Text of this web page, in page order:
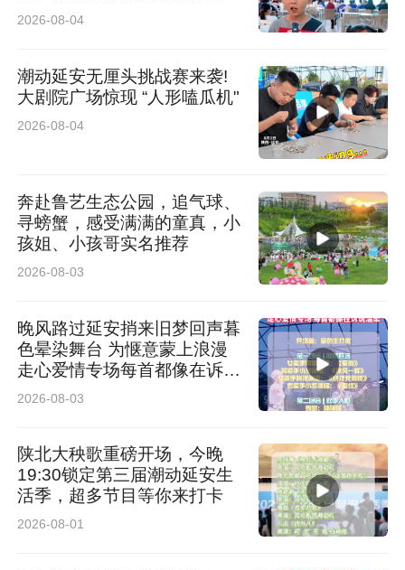
陕北民歌!“
2026-08-04
潮动延安无厘头挑战赛来袭!
大剧院广场惊现 “人形嗑瓜机"
2026-08-04
奔赴鲁艺生态公园，追气球、
寻螃蟹，感受满满的童真，小
孩姐、小孩哥实名推荐
2026-08-03
晚风路过延安捎来旧梦回声暮
色晕染舞台 为惬意蒙上浪漫
走心爱情专场每首都像在诉说
温柔
2026-08-03
陕北大秧歌重磅开场，今晚
19:30锁定第三届潮动延安生
活季，超多节目等你来打卡
2026-08-01